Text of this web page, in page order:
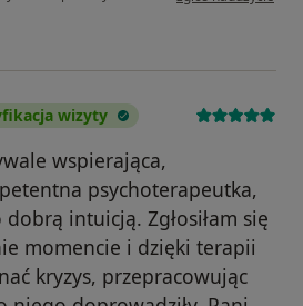
wizyty
wspierająca,
psychoterapeutka,
intuicją. Zgłosiłam się
momencie i dzięki terapii
kryzys, przepracowując